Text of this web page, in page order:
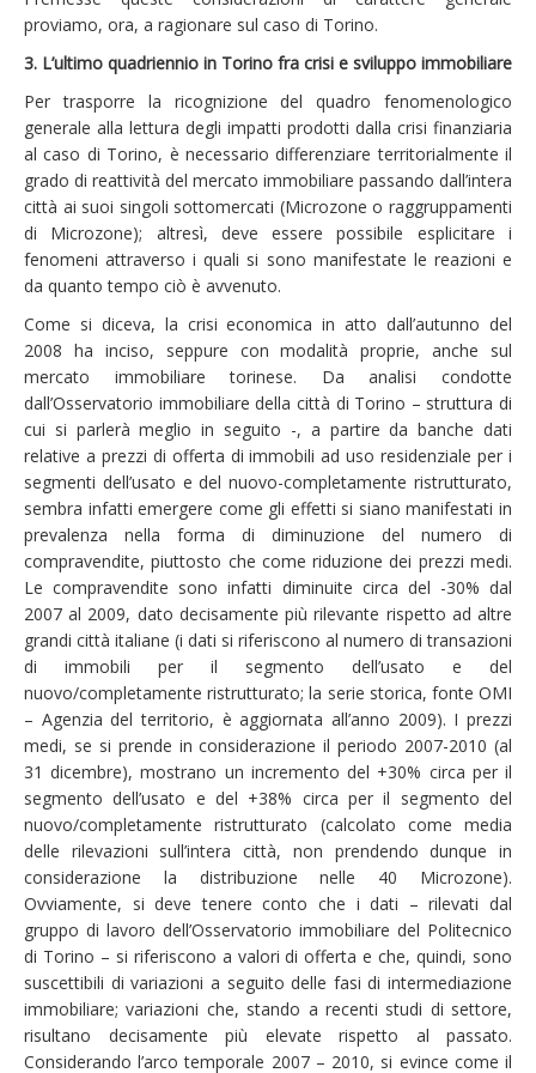
proviamo, ora, a ragionare sul caso di Torino.
3. L’ultimo quadriennio in Torino fra crisi e sviluppo immobiliare
Per trasporre la ricognizione del quadro fenomenologico
generale alla lettura degli impatti prodotti dalla crisi finanziaria
al caso di Torino, è necessario differenziare territorialmente il
grado di reattività del mercato immobiliare passando dall’intera
città ai suoi singoli sottomercati (Microzone o raggruppamenti
di Microzone); altresì, deve essere possibile esplicitare i
fenomeni attraverso i quali si sono manifestate le reazioni e
da quanto tempo ciò è avvenuto.
Come si diceva, la crisi economica in atto dall’autunno del
2008 ha inciso, seppure con modalità proprie, anche sul
mercato immobiliare torinese. Da analisi condotte
dall’Osservatorio immobiliare della città di Torino – struttura di
cui si parlerà meglio in seguito -, a partire da banche dati
relative a prezzi di offerta di immobili ad uso residenziale per i
segmenti dell’usato e del nuovo-completamente ristrutturato,
sembra infatti emergere come gli effetti si siano manifestati in
prevalenza nella forma di diminuzione del numero di
compravendite, piuttosto che come riduzione dei prezzi medi.
Le compravendite sono infatti diminuite circa del -30% dal
2007 al 2009, dato decisamente più rilevante rispetto ad altre
grandi città italiane (i dati si riferiscono al numero di transazioni
di immobili per il segmento dell’usato e del
nuovo/completamente ristrutturato; la serie storica, fonte OMI
– Agenzia del territorio, è aggiornata all’anno 2009). I prezzi
medi, se si prende in considerazione il periodo 2007-2010 (al
31 dicembre), mostrano un incremento del +30% circa per il
segmento dell’usato e del +38% circa per il segmento del
nuovo/completamente ristrutturato (calcolato come media
delle rilevazioni sull’intera città, non prendendo dunque in
considerazione la distribuzione nelle 40 Microzone).
Ovviamente, si deve tenere conto che i dati – rilevati dal
gruppo di lavoro dell’Osservatorio immobiliare del Politecnico
di Torino – si riferiscono a valori di offerta e che, quindi, sono
suscettibili di variazioni a seguito delle fasi di intermediazione
immobiliare; variazioni che, stando a recenti studi di settore,
risultano decisamente più elevate rispetto al passato.
Considerando l’arco temporale 2007 – 2010, si evince come il